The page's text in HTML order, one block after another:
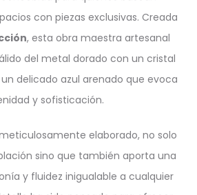
con piezas exclusivas. Creada
, esta obra maestra artesanal
del metal dorado con un cristal
delicado azul arenado que evoca
y sofisticación.
elaborado, no solo
sino que también aporta una
y fluidez inigualable a cualquier